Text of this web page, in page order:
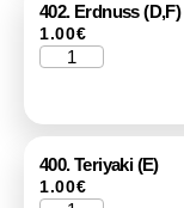
402. Erdnuss (D,F)
1.00€
400. Teriyaki (E)
1.00€